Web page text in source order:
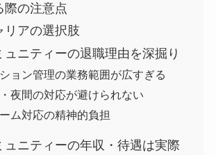
際の注意点
リアの選択肢
ュニティーの退職理由を深掘り
ョン管理の業務範囲が広すぎる
夜間の対応が避けられない
ム対応の精神的負担
ュニティーの年収・待遇は実際